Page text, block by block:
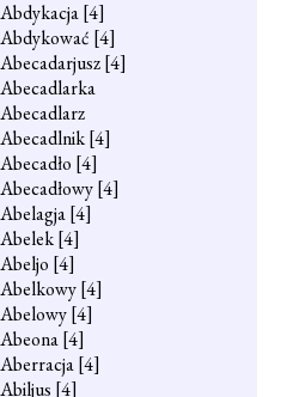
Abdykacja[4]
Abdykować [4]
Abecadarjusz[4]
Abecadlarka
Abecadlarz
Abecadlnik[4]
Abecadło [4]
Abecadłowy[4]
Abelagja[4]
Abelek[4]
Abeljo [4]
Abelkowy[4]
Abelowy[4]
Abeona[4]
Aberracja[4]
Abiljus [4]